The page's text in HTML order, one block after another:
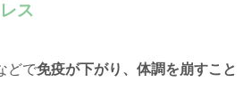
ス
どで免疫が下がり、体調を崩すこと